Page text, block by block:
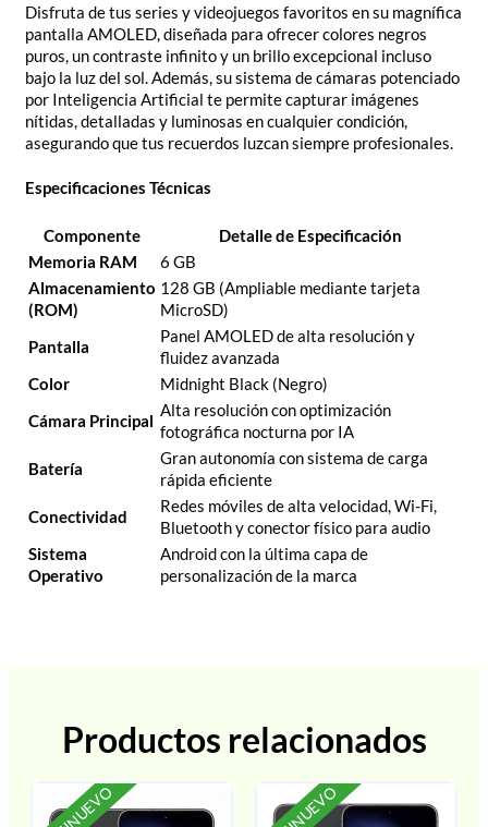
Disfruta de tus series y videojuegos favoritos en su magnífica
pantalla AMOLED, diseñada para ofrecer colores negros
puros, un contraste infinito y un brillo excepcional incluso
bajo la luz del sol. Además, su sistema de cámaras potenciado
por Inteligencia Artificial te permite capturar imágenes
nítidas, detalladas y luminosas en cualquier condición,
asegurando que tus recuerdos luzcan siempre profesionales.
Especificaciones Técnicas
Componente
Detalle de Especificación
Memoria RAM
6 GB
Almacenamiento
(ROM)
128 GB (Ampliable mediante tarjeta
MicroSD)
Pantalla
Panel AMOLED de alta resolución y
fluidez avanzada
Color
Midnight Black (Negro)
Cámara Principal
Alta resolución con optimización
fotográfica nocturna por IA
Batería
Gran autonomía con sistema de carga
rápida eficiente
Conectividad
Redes móviles de alta velocidad, Wi-Fi,
Bluetooth y conector físico para audio
Sistema
Operativo
Android con la última capa de
personalización de la marca
Productos relacionados